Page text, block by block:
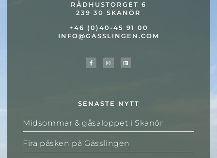
RÅDHUSTORGET 6
239 30 SKANÖR
+46 (0)40-45 91 00
INFO@GASSLINGEN.COM
SENASTE NYTT
Midsommar & gåsaloppet i Skanör
Fira påsken på Gässlingen